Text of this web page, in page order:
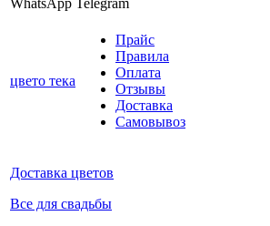
WhatsApp Telegram
цвето тека
Прайс
Правила
Оплата
Отзывы
Доставка
Самовывоз
Доставка цветов
Все для свадьбы